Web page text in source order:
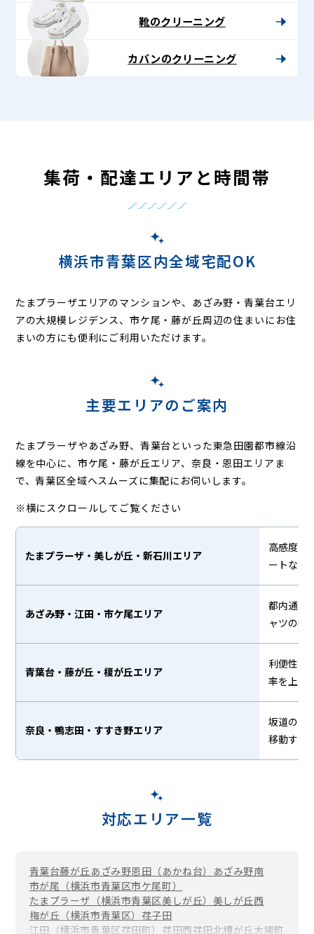
靴のクリーニング
カバンのクリーニング
集荷・配達エリアと時間帯
横浜市青葉区内全域宅配OK
たまプラーザエリアのマンションや、あざみ野・青葉台エリ
アの大規模レジデンス、市ケ尾・藤が丘周辺の住まいにお住
まいの方にも便利にご利用いただけます。
主要エリアのご案内
たまプラーザやあざみ野、青葉台といった東急田園都市線沿
線を中心に、市ケ尾・藤が丘エリア、 奈良・恩田エリアま
で、青葉区全域へスムーズに集配にお伺いします。
※横にスクロールしてご覧ください
たまプラーザ・美しが丘・新石川エリア
高感度な
ートな衣
あざみ野・江田・市ケ尾エリア
都内通勤
ャツの時
青葉台・藤が丘・榎が丘エリア
利便性の
率を上げ
奈良・鴨志田・すすき野エリア
坂道の多
移動する
対応エリア一覧
青葉台藤が丘あざみ野恩田（あかね台）
あざみ野南
市が尾（横浜市青葉区市ケ尾町）
たまプラーザ（横浜市青葉区美しが丘） 美しが丘西
梅が丘（横浜市青葉区） 荏子田
江田（横浜市青葉区荏田町） 荏田西荏田北榎が丘大場町